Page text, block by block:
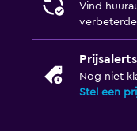
Vind
Prijsalerts
Nog niet
Stel een